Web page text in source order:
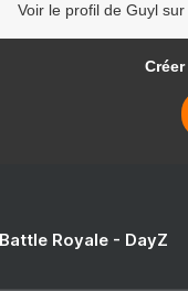
Voir le profil de Guyl
Royale - DayZ